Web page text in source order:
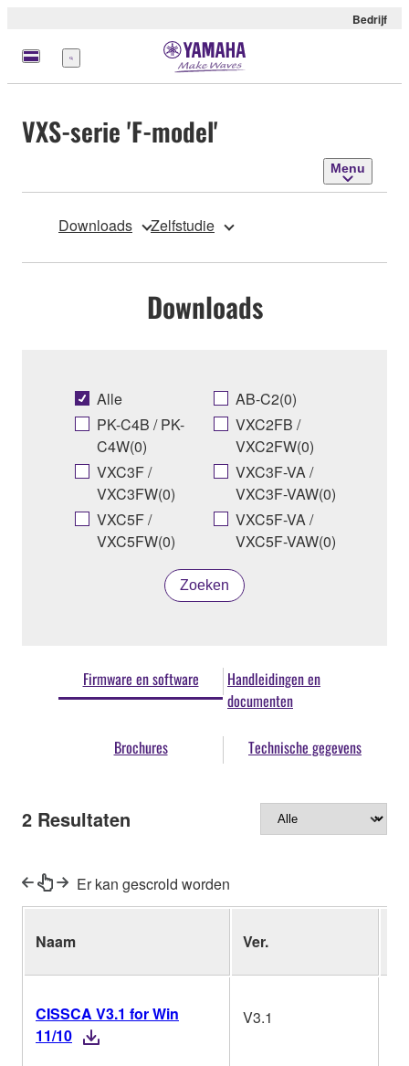
Bedrijf
Menu
VXS-serie 'F-model'
Menu
Downloads Zelfstudie
Downloads
Alle
AB-C2(0)
PK-C4B / PK-
C4W(0)
VXC2FB /
VXC2FW(0)
VXC3F /
VXC3FW(0)
VXC3F-VA /
VXC3F-VAW(0)
VXC5F /
VXC5FW(0)
VXC5F-VA /
VXC5F-VAW(0)
Zoeken
Firmware en software
Handleidingen en
documenten
Brochures Technische gegevens
2 Resultaten
Er kan gescrold worden
Naam Ver.
CISSCA V3.1 for Win
11/10
V3.1